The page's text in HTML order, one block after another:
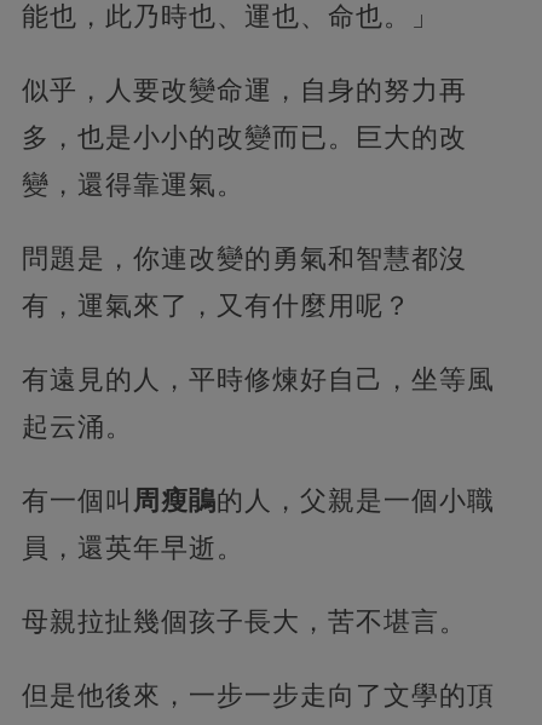
能也，此乃時也、運也、命也。」
似乎，人要改變命運，自身的努力再
多，也是小小的改變而已。巨大的改
變，還得靠運氣。
問題是，你連改變的勇氣和智慧都沒
有，運氣來了，又有什麼用呢？
有遠見的人，平時修煉好自己，坐等風
起云涌。
有一個叫 周瘦鵑的人，父親是一個小職
員，還英年早逝。
母親拉扯幾個孩子長大， 苦不堪言。
但是他後來，一步一步走向了文學的頂